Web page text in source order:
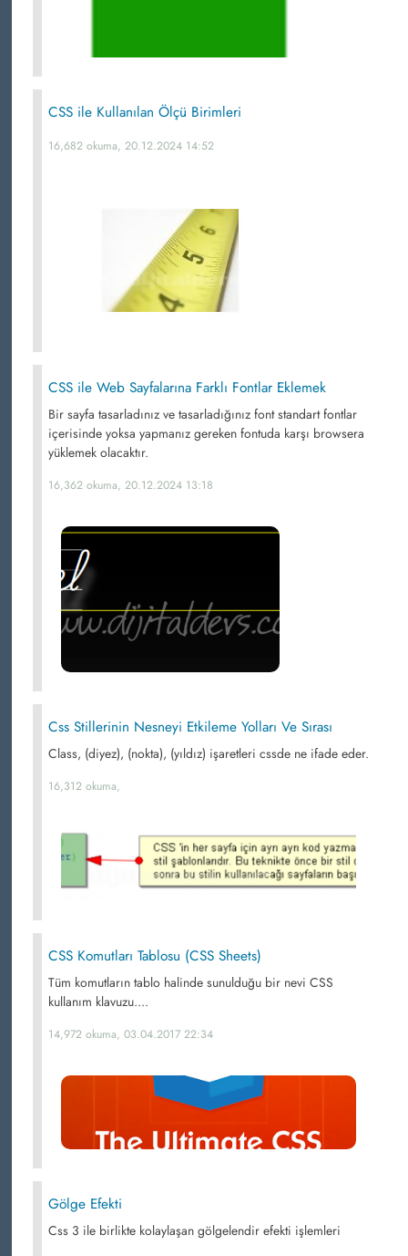
CSS ile Kullanılan Ölçü Birimleri
16,682 okuma, 20.12.2024 14:52
CSS ile Web Sayfalarına Farklı Fontlar Eklemek
Bir sayfa tasarladınız ve tasarladığınız font standart fontlar
içerisinde yoksa yapmanız gereken fontuda karşı browsera
yüklemek olacaktır.
16,362 okuma, 20.12.2024 13:18
Css Stillerinin Nesneyi Etkileme Yolları Ve Sırası
Class, (diyez), (nokta), (yıldız) işaretleri cssde ne ifade eder.
16,312 okuma,
CSS Komutları Tablosu (CSS Sheets)
Tüm komutların tablo halinde sunulduğu bir nevi CSS
kullanım klavuzu....
14,972 okuma, 03.04.2017 22:34
Gölge Efekti
Css 3 ile birlikte kolaylaşan gölgelendir efekti işlemleri